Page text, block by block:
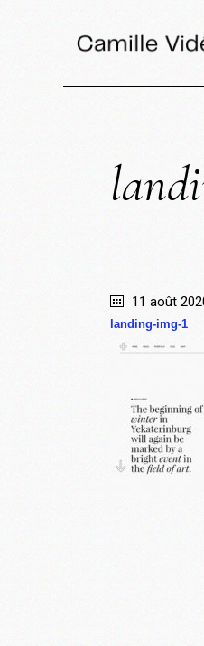
11 août
landing-img-1